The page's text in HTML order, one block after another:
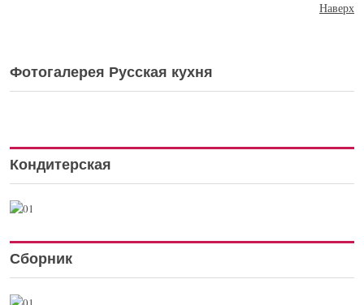
Наверх
Фотогалерея Русская кухня
Кондитерская
Сборник